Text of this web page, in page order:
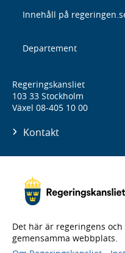
Innehåll på
Departement
Regeringskansliet
103 33 Stockholm
Växel 08-405 10 00
Kontakt
Det här är regeringens
gemensamma webbplats.